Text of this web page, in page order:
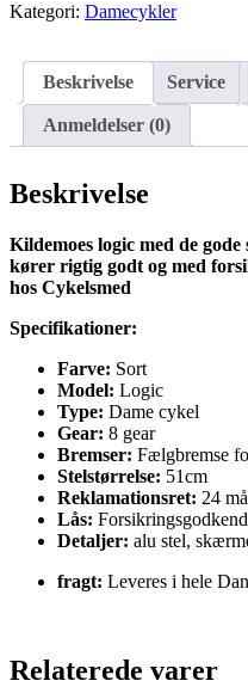
Logic
antal
Kategori: Damecykler
Beskrivelse Service
Anmeldelser (0)
Beskrivelse
Kildemoes logic med de
kører rigtig godt og med
hos Cykelsmed
Specifikationer:
Farve: Sort
Model: Logic
Type: Dame cykel
Gear: 8 gear
Bremser: Fælgbremse
Stelstørrelse: 51cm
Reklamationsret: 24
Lås:
Detaljer: alu stel,
fragt: Leveres i hele
Relaterede varer